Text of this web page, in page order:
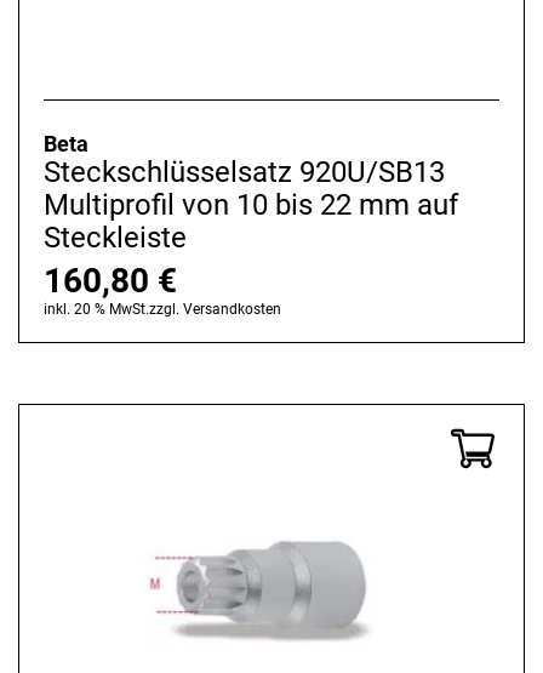
Beta
Steckschlüsselsatz 920U/SB13
Multiprofil von 10 bis 22 mm auf
Steckleiste
160,80 €
inkl. 20 % MwSt.zzgl. Versandkosten